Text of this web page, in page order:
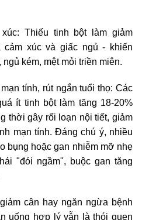
Thiếu tinh bột làm giảm
cảm xúc và giấc ngủ - khiến
kém, mệt mỏi triền miên.
tính, rút ngắn tuổi thọ: Các
ít tinh bột làm tăng 18-20%
thời gây rối loạn nội tiết, giảm
mạn tính. Đáng chú ý, nhiều
bụng hoặc gan nhiễm mỡ nhẹ
"đói ngầm", buộc gan tăng
cân hay ngăn ngừa bệnh
uống hợp lý vẫn là thói quen